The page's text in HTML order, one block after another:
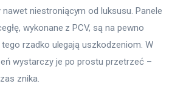
niestroniącym od luksusu. Panele
wykonane z PCV, są na pewno
rzadko ulegają uszkodzeniom. W
wystarczy je po prostu przetrzeć –
znika.